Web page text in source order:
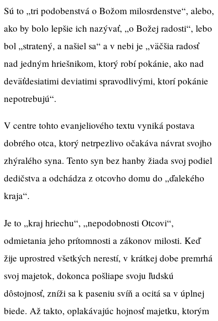
Sú to „tri podobenstvá o Božom milosrdenstve“, alebo,
ako by bolo lepšie ich nazývať, „o Božej radosti“, lebo
bol „stratený, a našiel sa“ a v nebi je „väčšia radosť
nad jedným hriešnikom, ktorý robí pokánie, ako nad
deväťdesiatimi deviatimi spravodlivými, ktorí pokánie
nepotrebujú“.
V centre tohto evanjeliového textu vyniká postava
dobrého otca, ktorý netrpezlivo očakáva návrat svojho
zhýralého syna. Tento syn bez hanby žiada svoj podiel
dedičstva a odchádza z otcovho domu do „ďalekého
kraja“.
Je to „kraj hriechu“, „nepodobnosti Otcovi“,
odmietania jeho prítomnosti a zákonov milosti. Keď
žije uprostred všetkých nerestí, v krátkej dobe premrhá
svoj majetok, dokonca pošliape svoju ľudskú
dôstojnosť, zníži sa k paseniu svíň a ocitá sa v úplnej
biede. Až takto, oplakávajúc hojnosť majetku, ktorým